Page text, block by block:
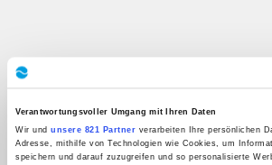
Verantwortungsvoller Umgang mit Ihren Daten
Wir undunsere 821 Partner verarbeiten Ihre persönlichen
Adresse, mithilfe von Technologien wie Cookies, um
speichern und darauf zuzugreifen und so personalisierte